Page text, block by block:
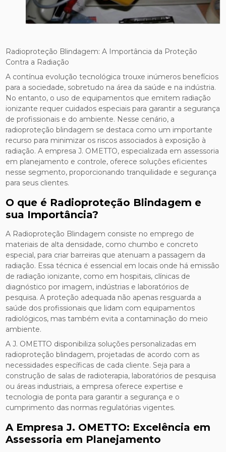
Radioproteção Blindagem: A Importância da Proteção
Contra a Radiação
A contínua evolução tecnológica trouxe inúmeros benefícios
para a sociedade, sobretudo na área da saúde e na indústria.
No entanto, o uso de equipamentos que emitem radiação
ionizante requer cuidados especiais para garantir a segurança
de profissionais e do ambiente. Nesse cenário, a
radioproteção blindagem se destaca como um importante
recurso para minimizar os riscos associados à exposição à
radiação. A empresa J. OMETTO, especializada em assessoria
em planejamento e controle, oferece soluções eficientes
nesse segmento, proporcionando tranquilidade e segurança
para seus clientes.
O que é Radioproteção Blindagem e
sua Importância?
A Radioproteção Blindagem consiste no emprego de
materiais de alta densidade, como chumbo e concreto
especial, para criar barreiras que atenuam a passagem da
radiação. Essa técnica é essencial em locais onde há emissão
de radiação ionizante, como em hospitais, clínicas de
diagnóstico por imagem, indústrias e laboratórios de
pesquisa. A proteção adequada não apenas resguarda a
saúde dos profissionais que lidam com equipamentos
radiológicos, mas também evita a contaminação do meio
ambiente.
A J. OMETTO disponibiliza soluções personalizadas em
radioproteção blindagem, projetadas de acordo com as
necessidades específicas de cada cliente. Seja para a
construção de salas de radioterapia, laboratórios de pesquisa
ou áreas industriais, a empresa oferece expertise e
tecnologia de ponta para garantir a segurança e o
cumprimento das normas regulatórias vigentes.
A Empresa J. OMETTO: Excelência em
Assessoria em Planejamento